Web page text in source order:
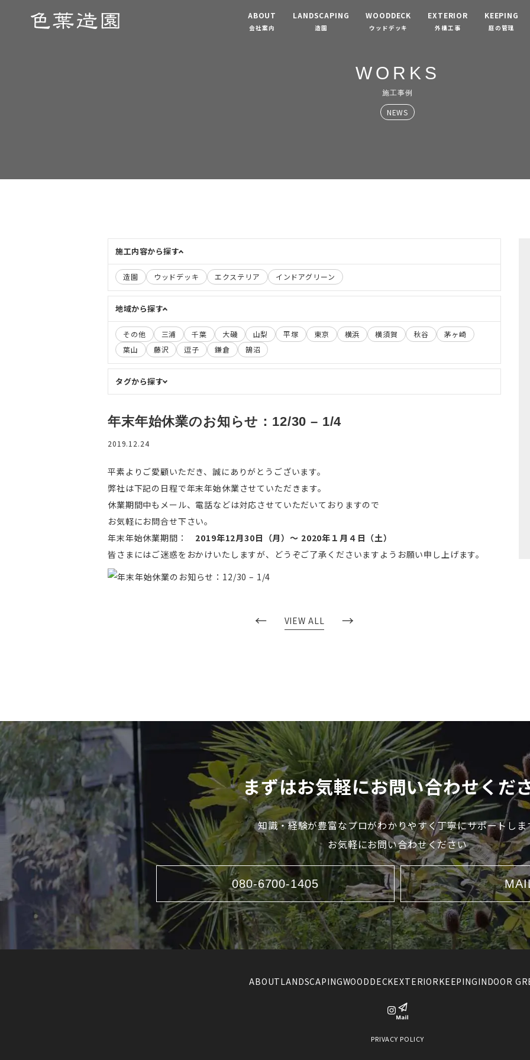
ABOUT
会社案内
LANDSCAPING
造園
WOODDECK
ウッドデッキ
EXTERIOR
外構工事
KEEPING
庭の管理
WORKS
施工事例
NEWS
施工内容から探す
造園 ウッドデッキ エクステリア インドアグリーン
地域から探す
その他 三浦 千葉 大磯 山梨 平塚 東京 横浜 横須賀 秋谷
茅ヶ崎
葉山
藤沢 逗子 鎌倉 鵠沼
タグから探す
年末年始休業のお知らせ：12/30 – 1/4
2019.12.24
平素よりご愛顧いただき、誠にありがとうございます。
弊社は下記の日程で年末年始休業させていただきます。
休業期間中もメール、電話などは対応させていただいておりますので
お気軽にお問合せ下さい。
年末年始休業期間： 2019年12月30日（月）～ 2020年１月４日（土）
皆さまにはご迷惑をおかけいたしますが、どうぞご了承くださいますようお願い申し上げます。
← VIEW ALL →
まずはお気軽にお問い合わせくだ
知識・経験が豊富なプロがわかりやすく丁寧にサポートしま
お気軽にお問い合わせください
080-6700-1405
ABOUTLANDSCAPINGWOODDECKEXTERIORKEEPINGINDOOR
PRIVACY POLICY